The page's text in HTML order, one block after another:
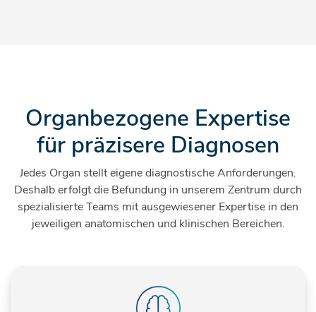
Organbezogene Expertise
für präzisere Diagnosen
Jedes Organ stellt eigene diagnostische Anforderungen.
Deshalb erfolgt die Befundung in unserem Zentrum durch
spezialisierte Teams mit ausgewiesener Expertise in den
jeweiligen anatomischen und klinischen Bereichen.